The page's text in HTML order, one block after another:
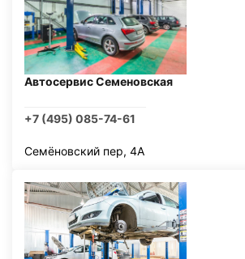
Автосервис Семеновская
+7 (495) 085-74-61
Семёновский пер, 4А